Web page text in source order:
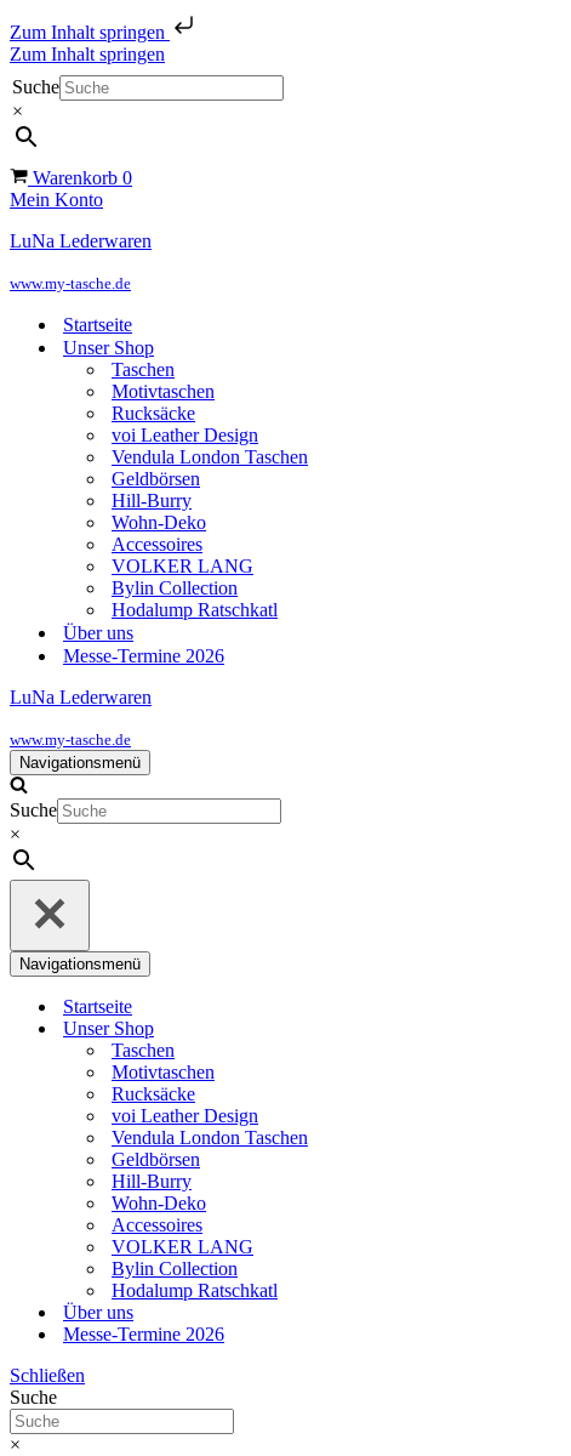
Zum Inhalt springen
Zum Inhalt springen
Suche
×
Warenkorb 0
Mein Konto
LuNa Lederwaren
www.my-tasche.de
Startseite
Unser Shop
Taschen
Motivtaschen
Rucksäcke
voi Leather Design
Vendula London Taschen
Geldbörsen
Hill-Burry
Wohn-Deko
Accessoires
VOLKER LANG
Bylin Collection
Hodalump Ratschkatl
Über uns
Messe-Termine 2026
LuNa Lederwaren
www.my-tasche.de
Navigationsmenü
Suche
×
Navigationsmenü
Startseite
Unser Shop
Taschen
Motivtaschen
Rucksäcke
voi Leather Design
Vendula London Taschen
Geldbörsen
Hill-Burry
Wohn-Deko
Accessoires
VOLKER LANG
Bylin Collection
Hodalump Ratschkatl
Über uns
Messe-Termine 2026
Schließen
Suche
×